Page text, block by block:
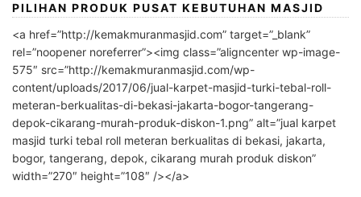
PILIHAN PRODUK PUSAT KEBUTUHAN MASJID
<a href=”http://kemakmuranmasjid.com” target=”_blank”
rel=”noopener noreferrer”><img class=”aligncenter wp-image-
575″ src=”http://kemakmuranmasjid.com/wp-
content/uploads/2017/06/jual-karpet-masjid-turki-tebal-roll-
meteran-berkualitas-di-bekasi-jakarta-bogor-tangerang-
depok-cikarang-murah-produk-diskon-1.png” alt=”jual karpet
masjid turki tebal roll meteran berkualitas di bekasi, jakarta,
bogor, tangerang, depok, cikarang murah produk diskon”
width=”270″ height=”108″ /></a>